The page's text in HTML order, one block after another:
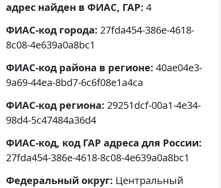
адрес найден в ФИАС, ГАР: 4
ФИАС-код города: 27fda454-386e-4618-
8c08-4e639a0a8bc1
ФИАС-код района в регионе: 40ae04e3-
9a69-44ea-8bd7-6c6f08e1a4ca
ФИАС-код региона: 29251dcf-00a1-4e34-
98d4-5c47484a36d4
ФИАС-код, код ГАР адреса для России:
27fda454-386e-4618-8c08-4e639a0a8bc1
Федеральный округ: Центральный